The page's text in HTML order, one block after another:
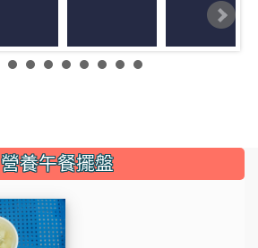
營養午餐擺盤